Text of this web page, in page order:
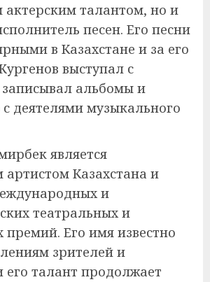
актерским талантом, но и
песен. Его песни
в Казахстане и за его
выступал с
альбомы и
деятелями музыкального
является
Казахстана и
и
театральных и
Его имя известно
зрителей и
талант продолжает